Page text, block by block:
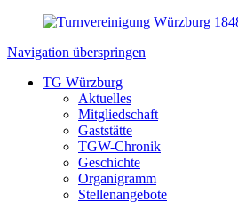
Navigation überspringen
TG Würzburg
Aktuelles
Mitgliedschaft
Gaststätte
TGW-Chronik
Geschichte
Organigramm
Stellenangebote